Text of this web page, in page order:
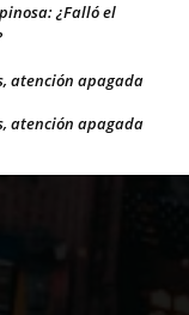
¿Falló el
atención apagada
atención apagada